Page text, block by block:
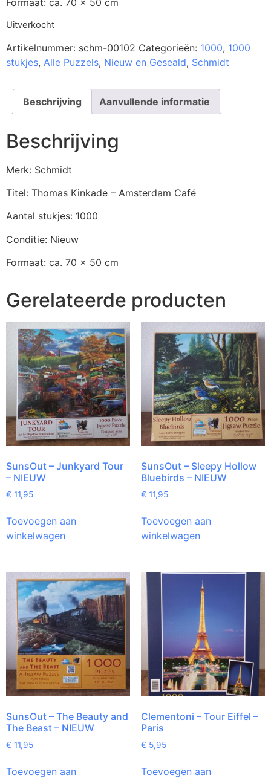
Uitverkocht
Artikelnummer: schm-00102 Categorieën: 1000, 1000
stukjes, Alle Puzzels, Nieuw en Geseald, Schmidt
Beschrijving Aanvullende informatie
Beschrijving
Merk: Schmidt
Titel: Thomas Kinkade – Amsterdam Café
Aantal stukjes: 1000
Conditie: Nieuw
Formaat: ca. 70 x 50 cm
Gerelateerde producten
SunsOut – Junkyard Tour
– NIEUW
€ 11,95
Toevoegen aan
winkelwagen
SunsOut – Sleepy Hollow
Bluebirds – NIEUW
€ 11,95
Toevoegen aan
winkelwagen
SunsOut – The Beauty and
The Beast – NIEUW
€ 11,95
Toevoegen aan
Clementoni – Tour Eiffel –
Paris
€ 5,95
Toevoegen aan